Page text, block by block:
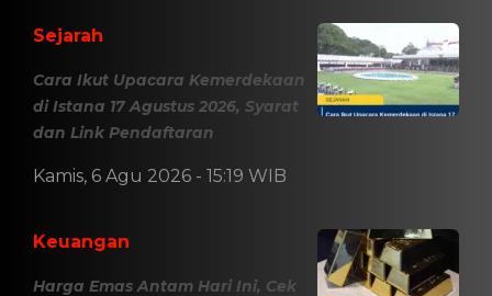
Sejarah
Cara Ikut Upacara Kemerdekaan
di Istana 17 Agustus 2026, Syarat
dan Link Pendaftaran
Kamis, 6 Agu 2026 - 15:19 WIB
Keuangan
Harga Emas Antam Hari Ini, Cek